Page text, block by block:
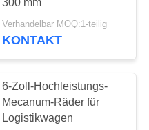
Verhandelbar MOQ:1-teilig
KONTAKT
6-Zoll-Hochleistungs-
Mecanum-Räder für
Logistikwagen